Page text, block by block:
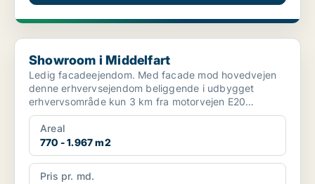
Showroom i Middelfart
Showroom i Middelfart
Ledig facadeejendom. Med facade mod hovedvejen
denne erhvervsejendom beliggende i udbygget
erhvervsområde kun 3 km fra motorvejen E20
afkørsel 58B Middelfar...
Areal
770 - 1.967 m2
Pris pr. md.